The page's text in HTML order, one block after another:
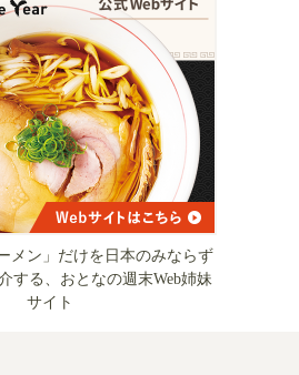
メン」だけを日本のみならず
する、おとなの週末Web姉妹
サイト